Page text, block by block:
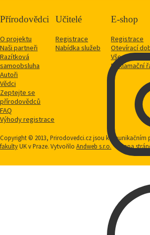
Přírodovědci
O projektu
Naši partneři
Razítková
samoobsluha
Autoři
Vědci
Zeptejte se
přírodovědců
FAQ
Výhody registrace
Učitelé
Registrace
Nabídka služeb
E-shop
Registrace
Otevírací
Vše o nákupu
Reklamační
Copyright © 2013, Prirodovedci.cz jsou komunikačním
fakultyUK v Praze. Vytvořilo Andweb s.r.o. Mapa